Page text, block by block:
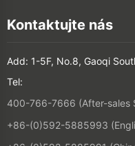
Kontaktujte nás
Add: 1-5F, No.8, Gaoqi
Tel:
400-766-7666 (After-sales
+86-(0)592-5885993